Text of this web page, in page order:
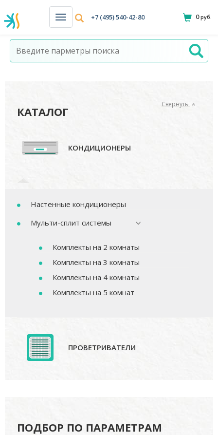
Н
а
в
и
+7 (495) 540-42-80 0руб.
КАТАЛОГ
Свернуть
КОНДИЦИОНЕРЫ
Настенные кондиционеры
Мульти-сплит системы
Комплекты на 2 комнаты
Комплекты на 3 комнаты
Комплекты на 4 комнаты
Комплекты на 5 комнат
ПРОВЕТРИВАТЕЛИ
ПОДБОР ПО ПАРАМЕТРАМ